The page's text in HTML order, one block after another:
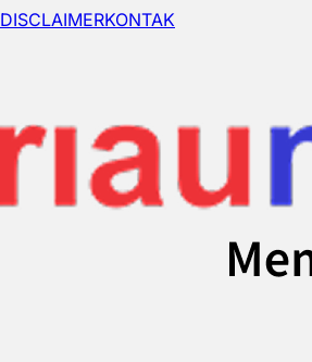
DISCLAIMERKONTAK